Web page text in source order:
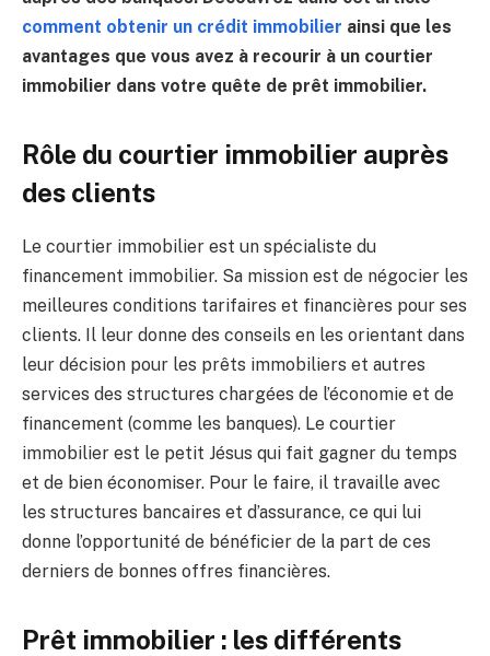
comment obtenir un crédit immobilier ainsi que les
avantages que vous avez à recourir à un courtier
immobilier dans votre quête de prêt immobilier.
Rôle du courtier immobilier auprès
des clients
Le courtier immobilier est un spécialiste du
financement immobilier. Sa mission est de négocier les
meilleures conditions tarifaires et financières pour ses
clients. Il leur donne des conseils en les orientant dans
leur décision pour les prêts immobiliers et autres
services des structures chargées de l’économie et de
financement (comme les banques). Le courtier
immobilier est le petit Jésus qui fait gagner du temps
et de bien économiser. Pour le faire, il travaille avec
les structures bancaires et d’assurance, ce qui lui
donne l’opportunité de bénéficier de la part de ces
derniers de bonnes offres financières.
Prêt immobilier : les différents